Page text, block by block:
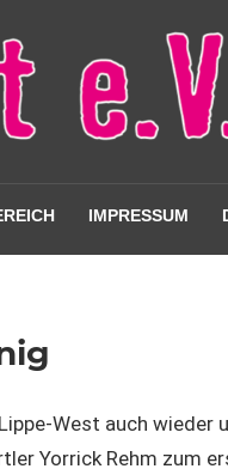
IMPRESSUM
West auch wieder
Yorrick Rehm zum